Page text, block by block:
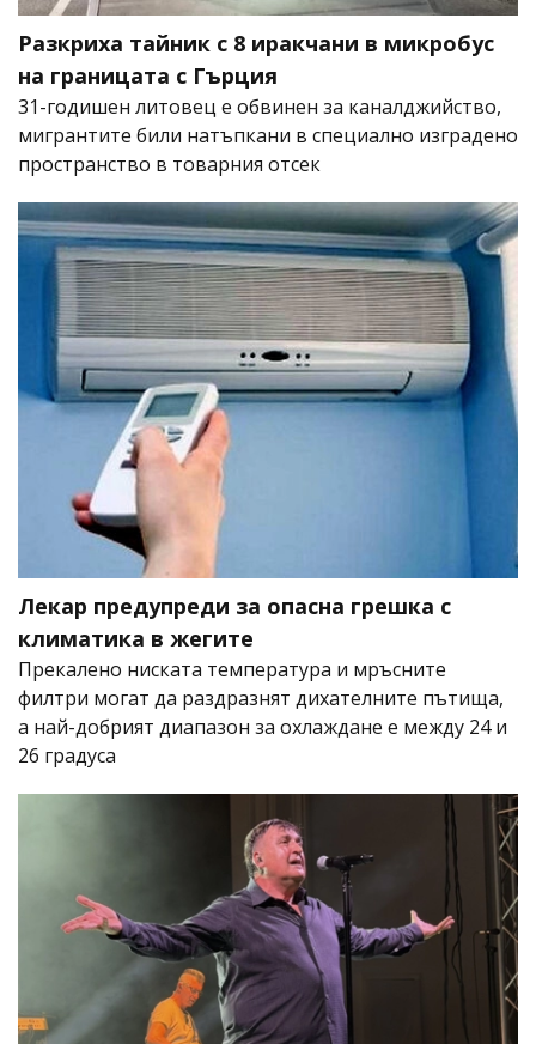
Разкриха тайник с 8 иракчани в микробус
на границата с Гърция
31-годишен литовец е обвинен за каналджийство,
мигрантите били натъпкани в специално изградено
пространство в товарния отсек
Лекар предупреди за опасна грешка с
климатика в жегите
Прекалено ниската температура и мръсните
филтри могат да раздразнят дихателните пътища,
а най-добрият диапазон за охлаждане е между 24 и
26 градуса